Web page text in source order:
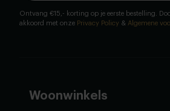
Ontvang €15,- korting op je eerste bestelling.
akkoord met onze Privacy Policy & Algemene
Woonwinkels